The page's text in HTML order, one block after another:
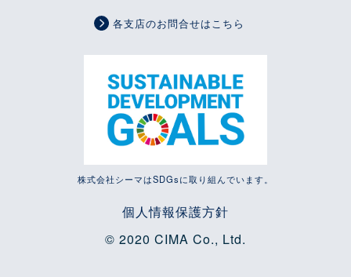
各支店のお問合せはこちら
株式会社シーマはSDGsに取り組んでいます。
個人情報保護方針
© 2020 CIMA Co., Ltd.